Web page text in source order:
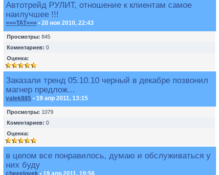
Автотрейд РУЛИТ, отношение к клиентам самое
наилучшее !!!
===TAT=== • 20 ноя 2010, 22:43
Просмотры: 845
Коментариев: 0
Оценка:
Заказали тренд 05.10.10 черный в декабре позвонил
магнер предлож...
valek885 • 19 апр 2011, 13:15
Просмотры: 1079
Коментариев: 0
Оценка:
в целом все понравилось, думаю и обслуживаться у
них буду
cheeelovek • 19 апр 2011, 19:56